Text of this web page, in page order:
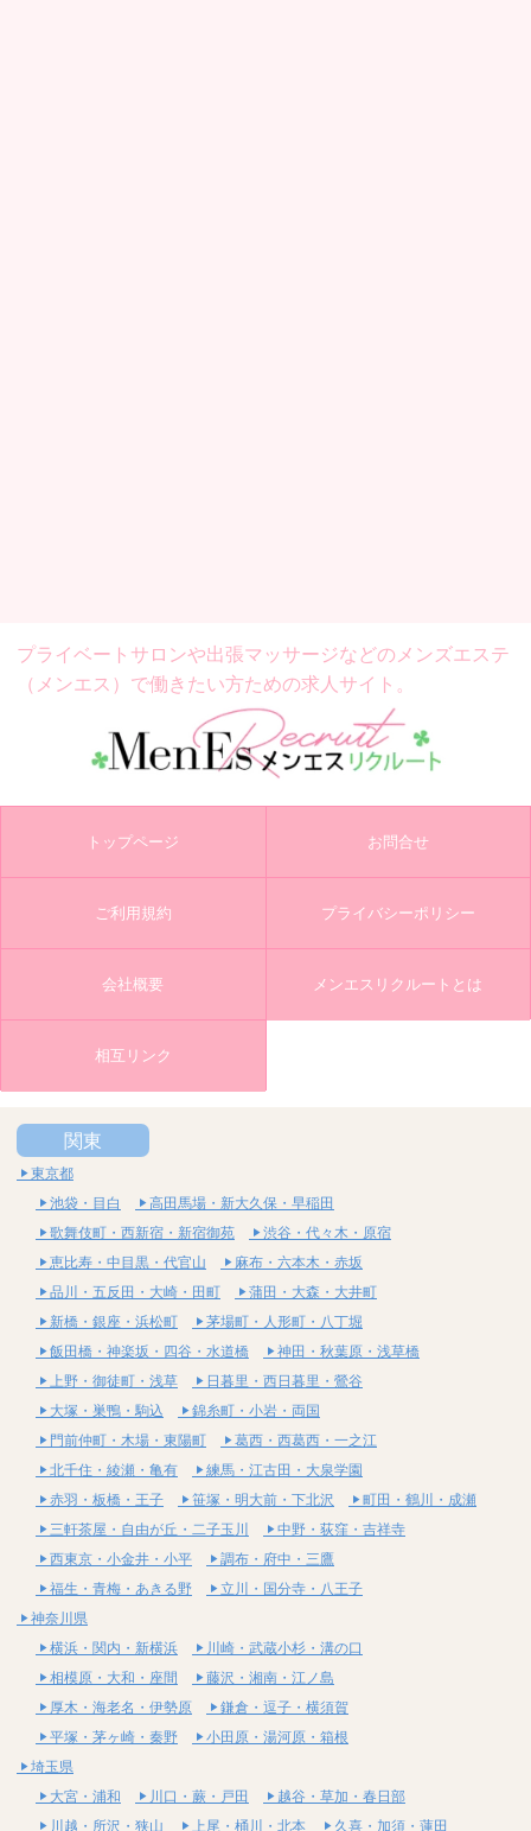
プライベートサロンや出張マッサージなどの メンズエステ
（メンエス）で働きたい方ための求人サイト。
トップページ お問合せ
ご利用規約 プライバシーポリシー
会社概要 メンエスリクルートとは
相互リンク
関東
東京都
池袋・目白
高田馬場・新大久保・早稲田
歌舞伎町・西新宿・新宿御苑
渋谷・代々木・原宿
恵比寿・中目黒・代官山
麻布・六本木・赤坂
品川・五反田・大崎・田町
蒲田・大森・大井町
新橋・銀座・浜松町
茅場町・人形町・八丁堀
飯田橋・神楽坂・四谷・水道橋
神田・秋葉原・浅草橋
上野・御徒町・浅草
日暮里・西日暮里・鶯谷
大塚・巣鴨・駒込
錦糸町・小岩・両国
門前仲町・木場・東陽町
葛西・西葛西・一之江
北千住・綾瀬・亀有
練馬・江古田・大泉学園
赤羽・板橋・王子
笹塚・明大前・下北沢
町田・鶴川・成瀬
三軒茶屋・自由が丘・二子玉川
中野・荻窪・吉祥寺
西東京・小金井・小平
調布・府中・三鷹
福生・青梅・あきる野
立川・国分寺・八王子
神奈川県
横浜・関内・新横浜
川崎・武蔵小杉・溝の口
相模原・大和・座間
藤沢・湘南・江ノ島
厚木・海老名・伊勢原
鎌倉・逗子・横須賀
平塚・茅ヶ崎・秦野
小田原・湯河原・箱根
埼玉県
大宮・浦和
川口・蕨・戸田
越谷・草加・春日部
川越・所沢・狭山
上尾・桶川・北本 久喜・加須・蓮田